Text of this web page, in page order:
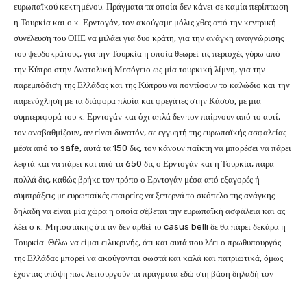
ευρωπαϊκού κεκτημένου. Πράγματα τα οποία δεν κάνει σε καμία περίπτωση
η Τουρκία και ο κ. Ερντογάν, τον ακούγαμε μόλις χθες από την κεντρική
συνέλευση του ΟΗΕ να μιλάει για δυο κράτη, για την ανάγκη αναγνώρισης
του ψευδοκράτους, για την Τουρκία η οποία θεωρεί τις περιοχές γύρω από
την Κύπρο στην Ανατολική Μεσόγειο ως μία τουρκική λίμνη, για την
παρεμπόδιση της Ελλάδας και της Κύπρου να ποντίσουν το καλώδιο και την
παρενόχληση με τα διάφορα πλοία και φρεγάτες στην Κάσσο, με μια
συμπεριφορά του κ. Ερντογάν και όχι απλά δεν τον παίρνουν από το αυτί,
τον αναβαθμίζουν, αν είναι δυνατόν, σε εγγυητή της ευρωπαϊκής ασφαλείας
μέσα από το safe, αυτά τα 150 δις, τον κάνουν παίκτη να μπορέσει να πάρει
λεφτά και να πάρει και από τα 650 δις ο Ερντογάν και η Τουρκία, παρα
πολλά δις, καθώς βρήκε τον τρόπο ο Ερντογάν μέσα από εξαγορές ή
συμπράξεις με ευρωπαϊκές εταιρείες να ξεπερνά το σκόπελο της ανάγκης
δηλαδή να είναι μία χώρα η οποία σέβεται την ευρωπαϊκή ασφάλεια και ας
λέει ο κ. Μητσοτάκης ότι αν δεν αρθεί το casus belli δε θα πάρει δεκάρα η
Τουρκία. Θέλω να είμαι ειλικρινής, ότι και αυτά που λέει ο πρωθυπουργός
της Ελλάδας μπορεί να ακούγονται σωστά και καλά και πατριωτικά, όμως
έχοντας υπόψη πως λειτουργούν τα πράγματα εδώ στη βάση δηλαδή τον